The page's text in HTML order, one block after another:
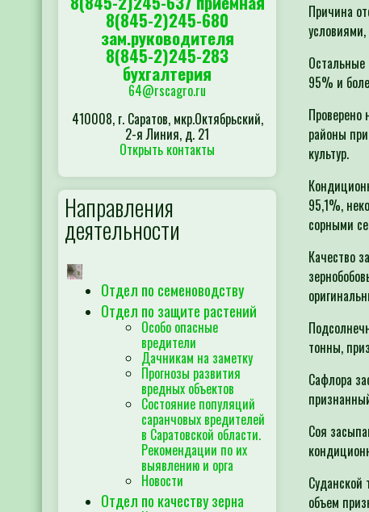
8(845-2)245-680
зам.руководителя
8(845-2)245-283
бухгалтерия
64@rscagro.ru
410008, г. Саратов, мкр.Октябрьский,
2-я Линия, д. 21
Открыть контакты
Направления
деятельности
Отдел по семеноводству
Отдел по защите растений
Особо опасные
вредители
Дачникам на заметку
Прогнозы развития
вредных объектов
Состояние популяций
саранчовых вредителей
в Саратовской области.
Рекомендации по их
выявлению и орга
Новости
Отдел по качеству зерна
Причина
Остальные
95% и
Проверено
районы
культур.
95,1%,
сорными
Качество
тонны,
Сафлора
Соя
Суданской
объем